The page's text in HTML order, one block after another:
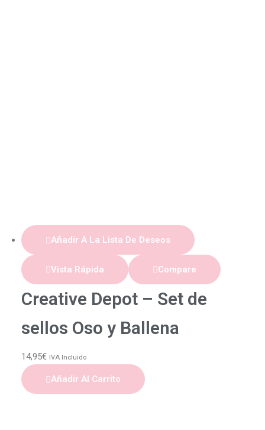
Añadir A La Lista De Deseos
Vista Rápida Compare
Creative Depot – Set de
sellos Oso y Ballena
14,95€ IVA Incluido
Añadir Al Carrito